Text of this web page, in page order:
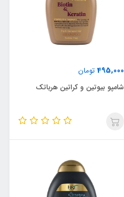
495,000تومان
شامپو بیوتین و کراتین هرباتک